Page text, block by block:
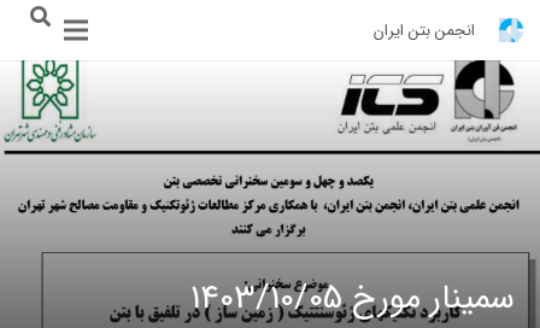
انجمن بتن ایران
سمینار مورخ 1403/10/05